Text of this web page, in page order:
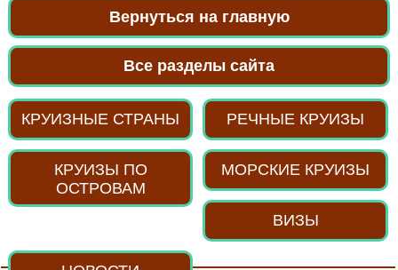
Вернуться на главную
Все разделы сайта
КРУИЗНЫЕ СТРАНЫ РЕЧНЫЕ КРУИЗЫ
КРУИЗЫ ПО
ОСТРОВАМ
МОРСКИЕ КРУИЗЫ
ВИЗЫ